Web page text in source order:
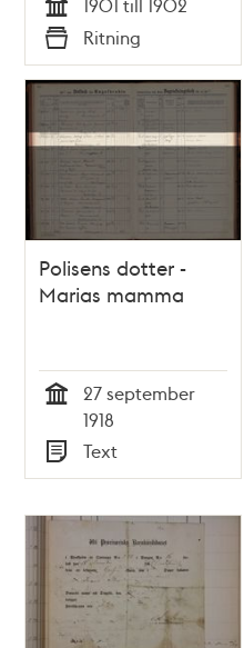
ritningsförslag,
alternativ 1
Tid
1901 till 1902
Typ
Ritning
Polisens dotter -
Marias mamma
27 september
1918
Typ
Text